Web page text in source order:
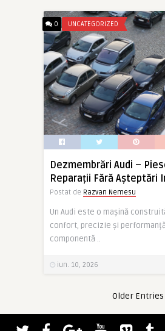
0 UNCATEGORIZED
Dezmembrări Audi –
Reparații Fără Așteptări
Postat de Razvan Nemesu
Un Audi este o mașină
confort, precizie și
componentă ..
iun. 10, 2026
Older Entries